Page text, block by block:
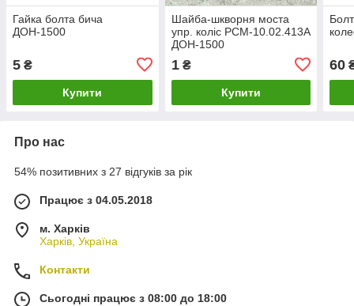
Гайка болта бича
ДОН-1500
5 ₴
Купити
Шайба-шкворня моста
упр. коліс РСМ-10.02.413А
ДОН-1500
1₴
Купити
60
Про нас
54% позитивних з 27 відгуків за рік
Працює з 04.05.2018
м. Харків
Харків, Україна
Контакти
Сьогодні працює з 08:00 до 18:00